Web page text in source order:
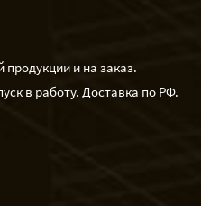
и на заказ.
в работу. Доставка по РФ.